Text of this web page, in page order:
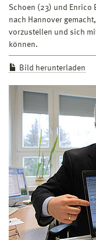
Schoen (23) und Enrico
nach Hannover
vorzustellen und sich
können.
Bild herunterladen